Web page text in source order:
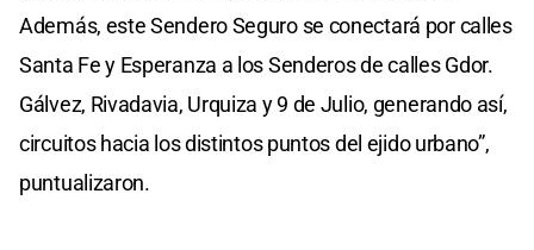
Además, este Sendero Seguro se conectará por calles
Santa Fe y Esperanza a los Senderos de calles Gdor.
Gálvez, Rivadavia, Urquiza y 9 de Julio, generando así,
circuitos hacia los distintos puntos del ejido urbano”,
puntualizaron.